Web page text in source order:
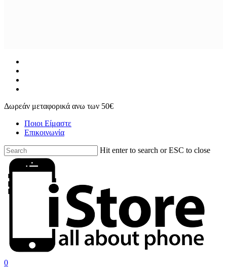
Δωρεάν μεταφορικά ανω των 50€
Ποιοι Είμαστε
Επικοινωνία
Hit enter to search or ESC to close
Close
Search
search
account
0